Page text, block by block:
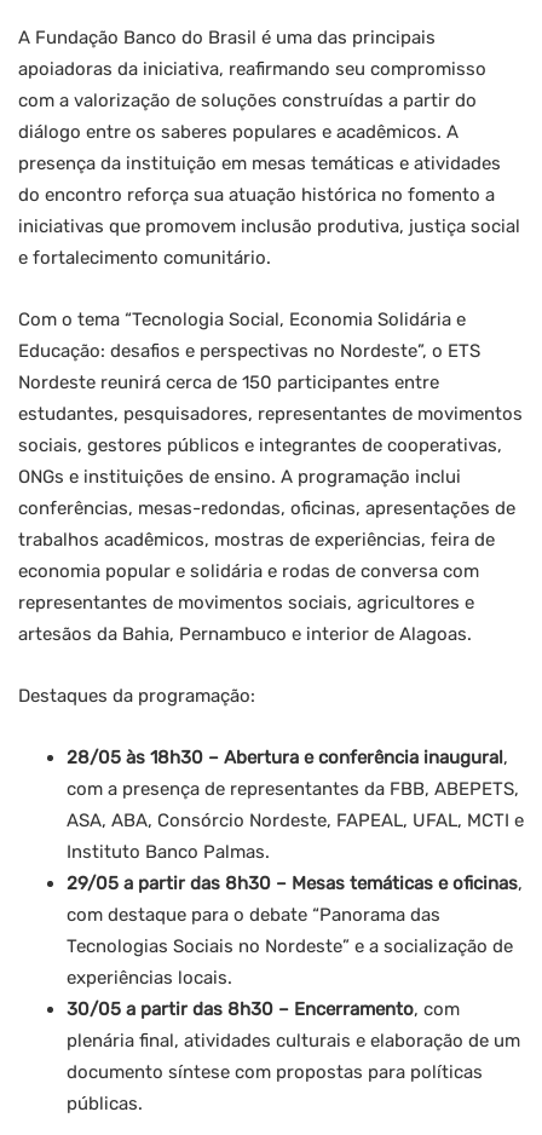
A Fundação Banco do Brasil é uma das principais
apoiadoras da iniciativa, reafirmando seu compromisso
com a valorização de soluções construídas a partir do
diálogo entre os saberes populares e acadêmicos. A
presença da instituição em mesas temáticas e atividades
do encontro reforça sua atuação histórica no fomento a
iniciativas que promovem inclusão produtiva, justiça social
e fortalecimento comunitário.
Com o tema “Tecnologia Social, Economia Solidária e
Educação: desafios e perspectivas no Nordeste”, o ETS
Nordeste reunirá cerca de 150 participantes entre
estudantes, pesquisadores, representantes de movimentos
sociais, gestores públicos e integrantes de cooperativas,
ONGs e instituições de ensino. A programação inclui
conferências, mesas-redondas, oficinas, apresentações de
trabalhos acadêmicos, mostras de experiências, feira de
economia popular e solidária e rodas de conversa com
representantes de movimentos sociais, agricultores e
artesãos da Bahia, Pernambuco e interior de Alagoas.
Destaques da programação:
28/05 às 18h30 – Abertura e conferência inaugural,
com a presença de representantes da FBB, ABEPETS,
ASA, ABA, Consórcio Nordeste, FAPEAL, UFAL, MCTI e
Instituto Banco Palmas.
29/05 a partir das 8h30 – Mesas temáticas e oficinas,
com destaque para o debate “Panorama das
Tecnologias Sociais no Nordeste” e a socialização de
experiências locais.
30/05 a partir das 8h30 – Encerramento, com
plenária final, atividades culturais e elaboração de um
documento síntese com propostas para políticas
públicas.